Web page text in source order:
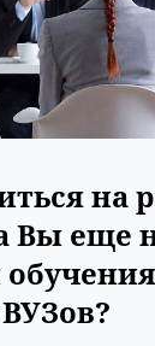
на
Вы еще